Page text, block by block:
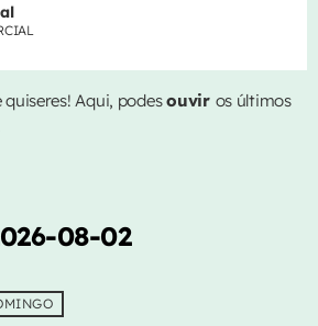
Aqui, podesouvir os últimos
08-02